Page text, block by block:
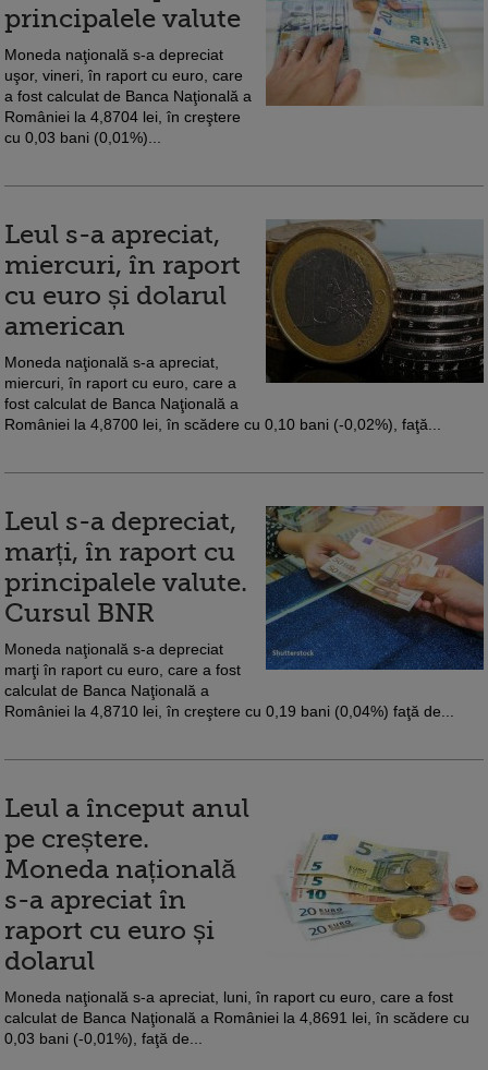
principalele valute
Moneda naţională s-a depreciat
uşor, vineri, în raport cu euro, care
a fost calculat de Banca Naţională a
României la 4,8704 lei, în creştere
cu 0,03 bani (0,01%)...
Leul s-a apreciat,
miercuri, în raport
cu euro și dolarul
american
Moneda naţională s-a apreciat,
miercuri, în raport cu euro, care a
fost calculat de Banca Naţională a
României la 4,8700 lei, în scădere cu 0,10 bani (-0,02%), faţă...
Leul s-a depreciat,
marți, în raport cu
principalele valute.
Cursul BNR
Moneda naţională s-a depreciat
marţi în raport cu euro, care a fost
calculat de Banca Naţională a
României la 4,8710 lei, în creştere cu 0,19 bani (0,04%) faţă de...
Leul a început anul
pe creștere.
Moneda națională
s-a apreciat în
raport cu euro și
dolarul
Moneda naţională s-a apreciat, luni, în raport cu euro, care a fost
calculat de Banca Naţională a României la 4,8691 lei, în scădere cu
0,03 bani (-0,01%), faţă de...